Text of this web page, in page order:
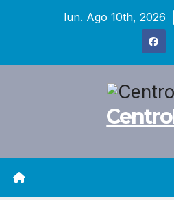
lun. Ago 10th, 2026